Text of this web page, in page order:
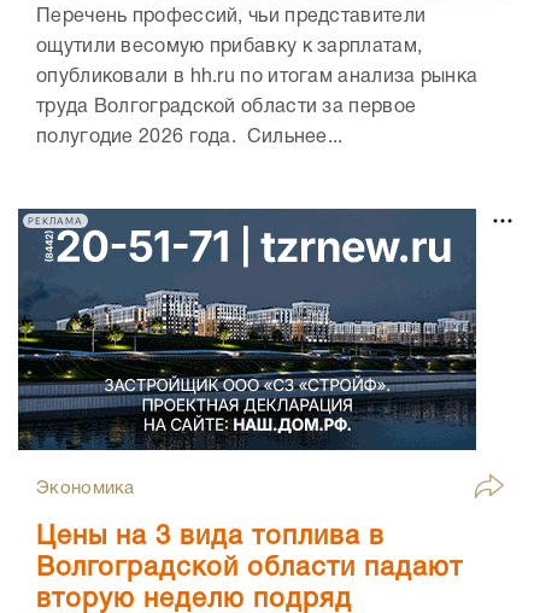
Перечень профессий, чьи представители
ощутили весомую прибавку к зарплатам,
опубликовали в hh.ru по итогам анализа рынка
труда Волгоградской области за первое
полугодие 2026 года. Сильнее...
РЕКЛАМА
Экономика
Цены на 3 вида топлива в
Волгоградской области падают
вторую неделю подряд